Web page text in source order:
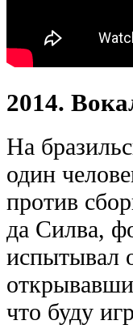
2014.
На
один
против
да Силва,
испытывал
что буду